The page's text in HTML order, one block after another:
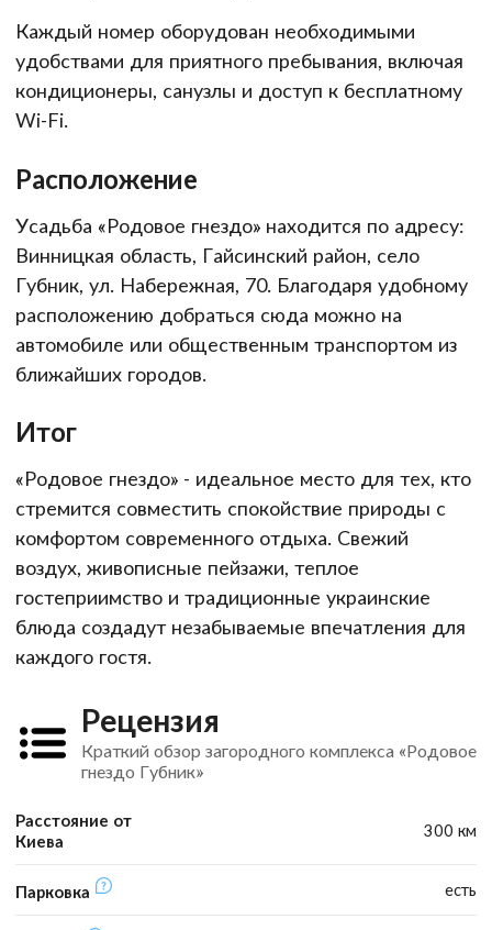
Каждый номер оборудован необходимыми
удобствами для приятного пребывания, включая
кондиционеры, санузлы и доступ к бесплатному
Wi-Fi.
Расположение
Усадьба «Родовое гнездо» находится по адресу:
Винницкая область, Гайсинский район, село
Губник, ул. Набережная, 70. Благодаря удобному
расположению добраться сюда можно на
автомобиле или общественным транспортом из
ближайших городов.
Итог
«Родовое гнездо» - идеальное место для тех, кто
стремится совместить спокойствие природы с
комфортом современного отдыха. Свежий
воздух, живописные пейзажи, теплое
гостеприимство и традиционные украинские
блюда создадут незабываемые впечатления для
каждого гостя.
Рецензия
Краткий обзор загородного комплекса «Родовое
гнездо Губник»
Расстояние от
Киева
300 км
Парковка есть